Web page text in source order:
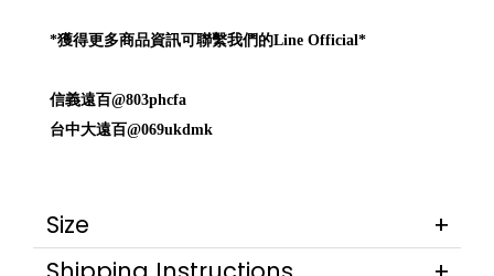
*獲得更多商品資訊可聯繫我們的Line Official*
信義遠百@803phcfa
台中大遠百@069ukdmk
Size